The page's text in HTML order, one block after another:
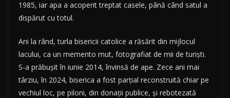
1985, iar apa a acoperit treptat casele, până când satul a
dispărut cu totul.
Ani la rând, turla bisericii catolice a răsărit din mijlocul
lacului, ca un memento mut, fotografiat de mii de turiști.
S-a prăbușit în iunie 2014, învinsă de ape. Zece ani mai
târziu, în 2024, biserica a fost parțial reconstruită chiar pe
vechiul loc, pe piloni, din donații publice, și rebotezată